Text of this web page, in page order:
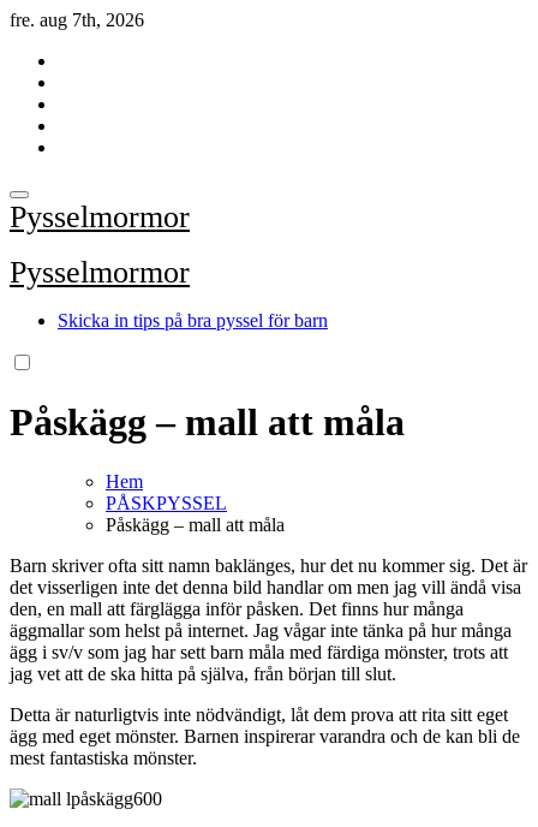
Hoppa
innehåll
fre. aug 7th, 2026
Pysselmormor
Pysselmormor
Skicka in tips på bra pyssel för barn
Påskägg – mall att måla
Hem
PÅSKPYSSEL
Påskägg – mall att måla
Barn skriver ofta sitt namn baklänges, hur det nu kommer sig. Det är
det visserligen inte det denna bild handlar om men jag vill ändå visa
den, en mall att färglägga inför påsken. Det finns hur många
äggmallar som helst på internet. Jag vågar inte tänka på hur många
ägg i sv/v som jag har sett barn måla med färdiga mönster, trots att
jag vet att de ska hitta på själva, från början till slut.
Detta är naturligtvis inte nödvändigt, låt dem prova att rita sitt eget
ägg med eget mönster. Barnen inspirerar varandra och de kan bli de
mest fantastiska mönster.